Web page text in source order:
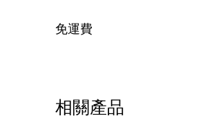
免運費
相關產品